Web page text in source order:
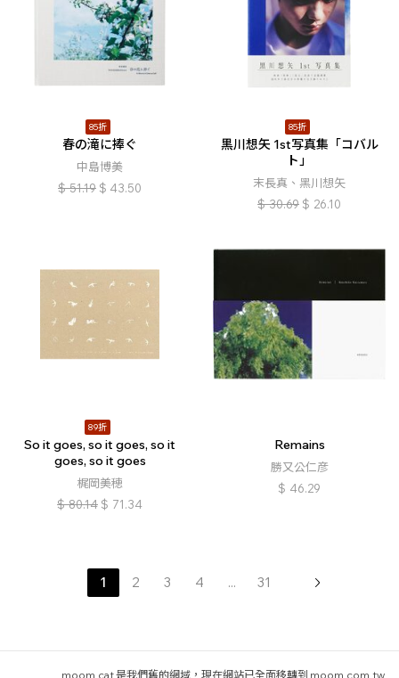
85折
春の滝に捧ぐ
中島博美
$ 51.19 $ 43.50
85折
黒川想矢 1st写真集「コバル
ト」
末長真、黑川想矢
$ 30.69 $ 26.10
89折
So it goes, so it goes, so it
goes, so it goes
梶岡美穂
$ 80.14 $ 71.34
Remains
勝又公仁彦
$ 46.29
1 2 3 4 ... 31
moom.cat 是我們舊的網域，現在網站已全面移轉到 moom.com.tw